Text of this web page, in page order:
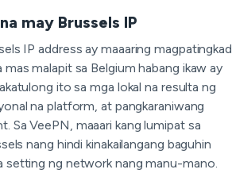
may Brussels IP
IP address ay maaaring magpatingkad
malapit sa Belgium habang ikaw ay
ito sa mga lokal na resulta ng
na platform, at pangkaraniwang
Sa VeePN, maaari kang lumipat sa
nang hindi kinakailangang baguhin
setting ng network nang manu-mano.